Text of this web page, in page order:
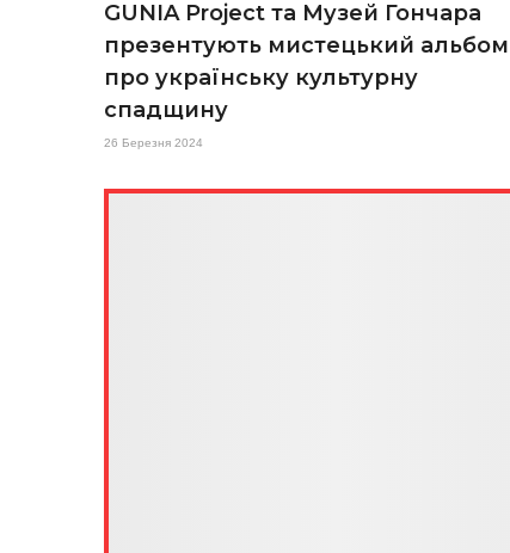
GUNIA Project та Музей Гончара
презентують мистецький альбом
про українську культурну
спадщину
26 Березня 2024